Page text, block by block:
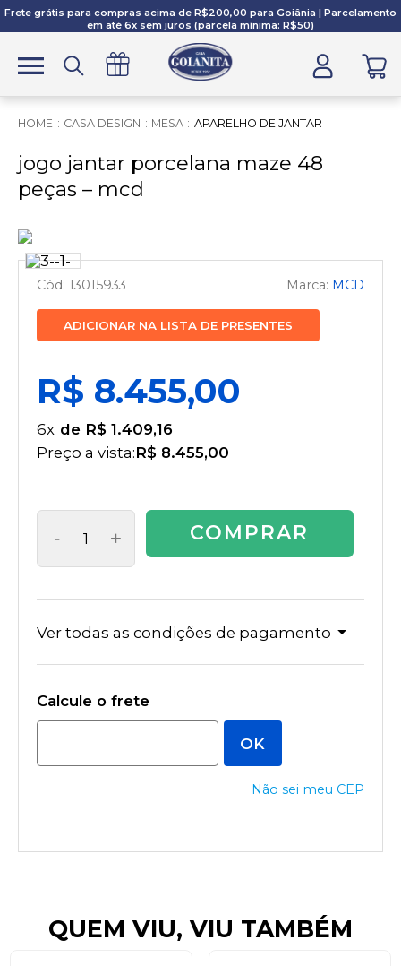
Frete grátis para compras acima de R$200,00 para Goiânia | Parcelamento
em até 6x sem juros (parcela mínima: R$50)
CASA DESIGN MESA APARELHO DE JANTAR
jogo jantar porcelana maze 48
peças – mcd
13015933 MCD
ADICIONAR NA LISTA DE PRESENTES
R$ 8.455,00
6x
R$ 1.409,16
Preço a vista:R$ 8.455,00
- + COMPRAR
Ver todas as condições de pagamento
Não sei meu CEP
QUEM VIU, VIU TAMBÉM